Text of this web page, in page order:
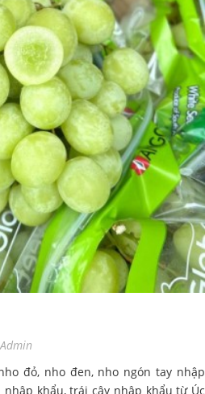
Admin
đỏ, nho đen, nho ngón tay nhập
nhập khẩu, trái cây nhập khẩu từ Úc